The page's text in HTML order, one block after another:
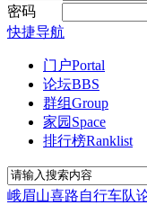
密码
快捷导航
门户Portal
论坛BBS
群组Group
家园 Space
排行榜Ranklist
峨眉山喜路自行车队